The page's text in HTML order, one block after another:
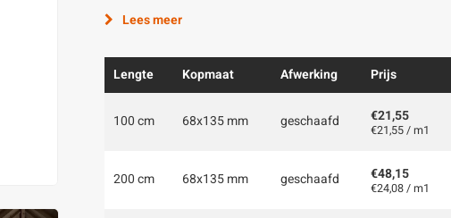
Lees meer
Lengte Kopmaat Afwerking Prijs
100 cm 68x135 mm geschaafd €21,55
€21,55 / m1
200 cm 68x135 mm geschaafd €48,15
€24,08 / m1